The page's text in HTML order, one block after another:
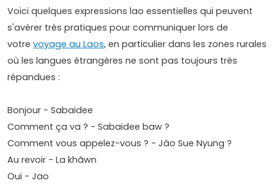
Voici quelques expressions lao essentielles qui peuvent
s'avérer très pratiques pour communiquer lors de
votre voyage au Laos, en particulier dans les zones rurales
où les langues étrangères ne sont pas toujours très
répandues :
Bonjour - Sabaidee
Comment ça va ? - Sabaidee baw ?
Comment vous appelez-vous ? - Jâo Sue Nyung ?
Au revoir - La khãwn
Oui - Jao